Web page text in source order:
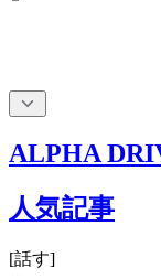
ALPHA
人気記事
[話す]